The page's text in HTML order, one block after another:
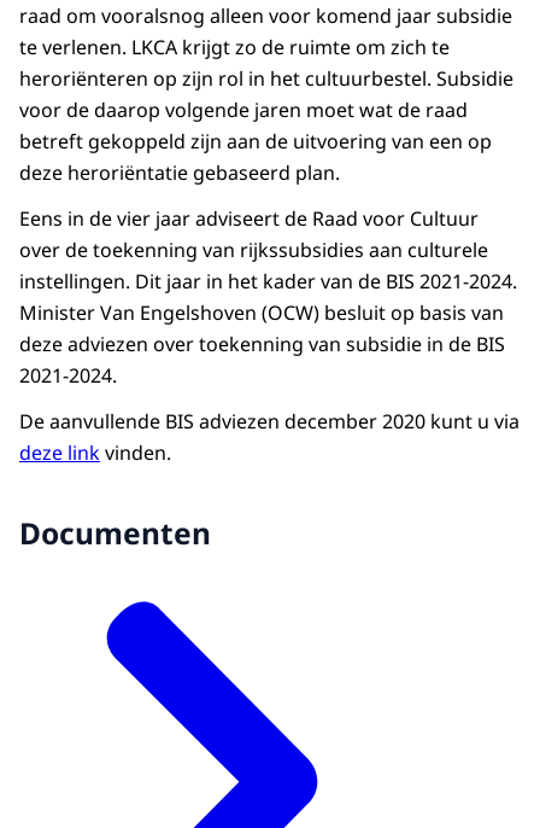
raad om vooralsnog alleen voor komend jaar subsidie
te verlenen. LKCA krijgt zo de ruimte om zich te
heroriënteren op zijn rol in het cultuurbestel. Subsidie
voor de daarop volgende jaren moet wat de raad
betreft gekoppeld zijn aan de uitvoering van een op
deze heroriëntatie gebaseerd plan.
Eens in de vier jaar adviseert de Raad voor Cultuur
over de toekenning van rijkssubsidies aan culturele
instellingen. Dit jaar in het kader van de BIS 2021-2024.
Minister Van Engelshoven (OCW) besluit op basis van
deze adviezen over toekenning van subsidie in de BIS
2021-2024.
De aanvullende BIS adviezen december 2020 kunt u via
deze linkvinden.
Documenten